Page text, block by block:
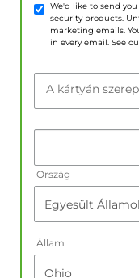
We'd like to send
security products.
marketing emails.
in every email. See
A kártyán
Ország
Állam